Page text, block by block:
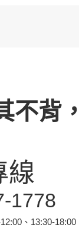
不背
線
1778
、13:30-